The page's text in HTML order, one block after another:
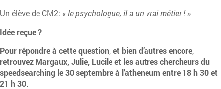
Un élève de CM2: « le psychologue, il a un vrai métier ! »
Idée reçue ?
Pour répondre à cette question, et bien d’autres encore,
retrouvez Margaux, Julie, Lucile et les autres chercheurs du
speedsearching le 30 septembre à l’atheneum entre 18 h 30 et
21 h 30.